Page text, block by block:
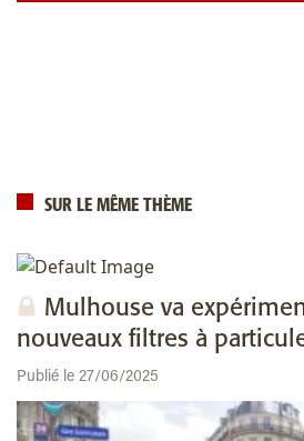
SUR LE MÊME THÈME
Mulhouse va
nouveaux filtres à
Publié le 27/06/2025